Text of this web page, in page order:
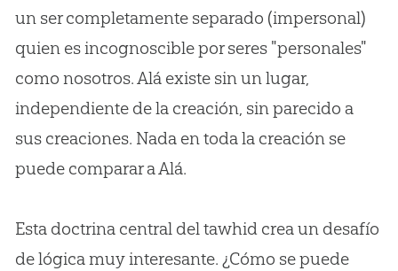
un ser completamente separado (impersonal)
quien es incognoscible por seres "personales"
como nosotros. Alá existe sin un lugar,
independiente de la creación, sin parecido a
sus creaciones. Nada en toda la creación se
puede comparar a Alá.
Esta doctrina central del tawhid crea un desafío
de lógica muy interesante. ¿Cómo se puede